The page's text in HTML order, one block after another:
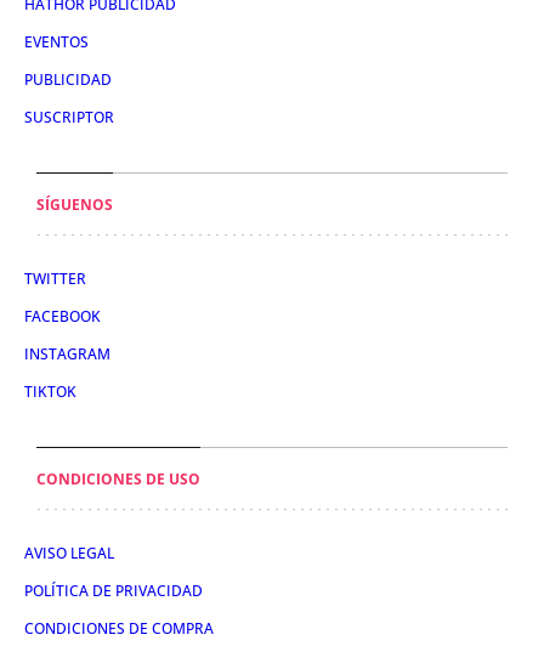
EVENTOS
PUBLICIDAD
SUSCRIPTOR
SÍGUENOS
TWITTER
FACEBOOK
INSTAGRAM
TIKTOK
CONDICIONES DE USO
AVISO LEGAL
POLÍTICA DE PRIVACIDAD
CONDICIONES DE COMPRA